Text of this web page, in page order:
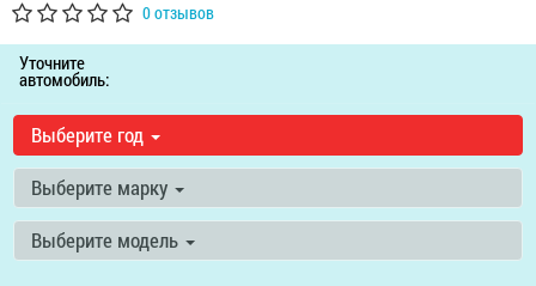
0 отзывов
Уточните
автомобиль:
Выберите год
Выберите марку
Выберите модель